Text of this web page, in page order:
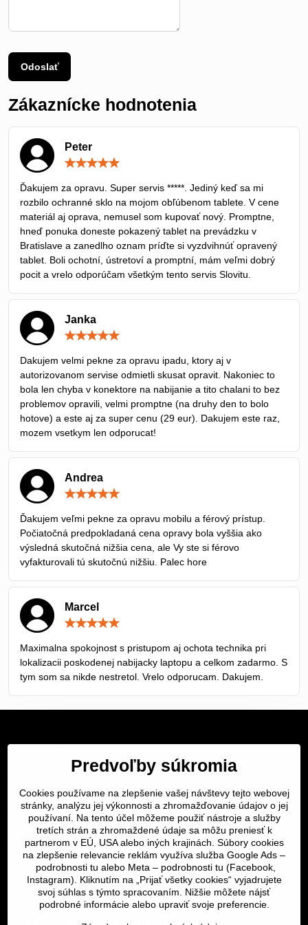
Odoslať
Zákaznícke hodnotenia
Peter
5
Ďakujem za opravu. Super servis *****. Jediný keď sa mi
rozbilo ochranné sklo na mojom obľúbenom tablete. V cene
materiál aj oprava, nemusel som kupovať nový. Promptne,
hneď ponuka doneste pokazený tablet na prevádzku v
Bratislave a zanedlho oznam príďte si vyzdvihnúť opravený
tablet. Boli ochotní, ústretoví a promptní, mám veľmi dobrý
pocit a vrelo odporúčam všetkým tento servis Slovitu.
Janka
5
Dakujem velmi pekne za opravu ipadu, ktory aj v
autorizovanom servise odmietli skusat opravit. Nakoniec to
bola len chyba v konektore na nabijanie a tito chalani to bez
problemov opravili, velmi promptne (na druhy den to bolo
hotove) a este aj za super cenu (29 eur). Dakujem este raz,
mozem vsetkym len odporucat!
Andrea
5
Ďakujem veľmi pekne za opravu mobilu a férový prístup.
Počiatočná predpokladaná cena opravy bola vyššia ako
výsledná skutočná nižšia cena, ale Vy ste si férovo
vyfakturovali tú skutočnú nižšiu. Palec hore
Marcel
5
Maximalna spokojnost s pristupom aj ochota technika pri
lokalizacii poskodenej nabijacky laptopu a celkom zadarmo. S
tym som sa nikde nestretol. Vrelo odporucam. Dakujem.
Servis Bratislava
Servis Košice
Dôležité odkazy
SERVIS KURIÉROM
Servis a oprava | slovit.sk
Predvoľby súkromia
Cookies používame na zlepšenie vašej návštevy tejto webovej
stránky, analýzu jej výkonnosti a zhromažďovanie údajov o jej
používaní. Na tento účel môžeme použiť nástroje a služby
tretích strán a zhromaždené údaje sa môžu preniesť k
partnerom v EÚ, USA alebo iných krajinách. Súbory cookies
na zlepšenie relevancie reklám využíva služba Google Ads –
podrobnosti tu alebo Meta – podrobnosti tu (Facebook,
Instagram). Kliknutím na „Prijať všetky cookies“ vyjadrujete
svoj súhlas s týmto spracovaním. Nižšie môžete nájsť
podrobné informácie alebo upraviť svoje preferencie.